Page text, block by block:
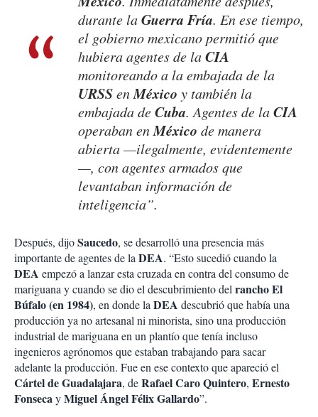
durante laGuerra Fría. En ese tiempo,
el gobierno mexicano permitió que
hubiera agentes de laCIA
monitoreando a la embajada de la
URSSenMéxico y también la
embajada deCuba. Agentes de laCIA
operaban enMéxico de manera
abierta —ilegalmente, evidentemente
—, con agentes armados que
levantaban información de
inteligencia”.
Después, dijoSaucedo, se desarrolló una presencia más
importante de agentes de laDEA. “Esto sucedió cuando la
DEA empezó a lanzar esta cruzada en contra del consumo de
mariguana y cuando se dio el descubrimiento delrancho El
Búfalo (en 1984), en donde laDEA descubrió que había una
producción ya no artesanal ni minorista, sino una producción
industrial de mariguana en un plantío que tenía incluso
ingenieros agrónomos que estaban trabajando para sacar
adelante la producción. Fue en ese contexto que apareció el
Cártel de Guadalajara, deRafael Caro Quintero, Ernesto
FonsecayMiguel Ángel Félix Gallardo”.